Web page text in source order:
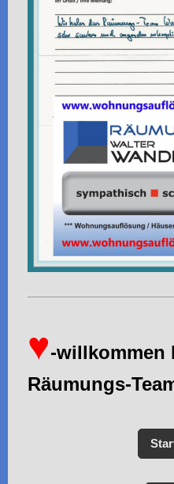
♥-willkommen
Räumungs-